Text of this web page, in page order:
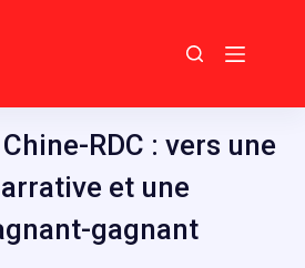
RDC : vers une
et une
gagnant